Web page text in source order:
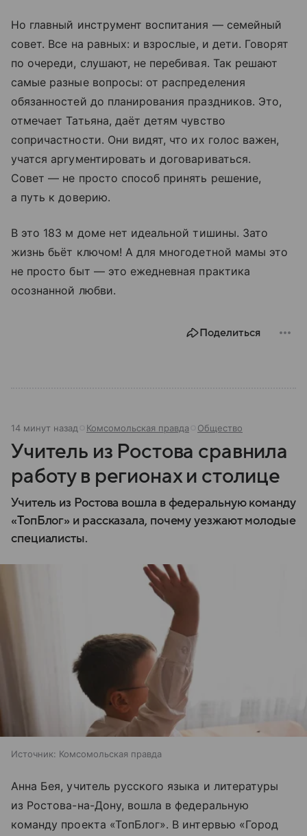
Но главный инструмент воспитания — семейный
совет. Все на равных: и взрос­лые, и дети. Говорят
по очереди, слушают, не перебивая. Так решают
самые разные вопросы: от распределения
обязанностей до планирования праздников. Это,
отмечает Татьяна, даёт детям чувство
сопричастности. Они видят, что их голос важен,
учатся аргументировать и договариваться.
Совет — не прос­то способ принять решение,
а путь к доверию.
В это 183 м доме нет идеальной тишины. Зато
жизнь бьёт ключом! А для многодетной мамы это
не прос­то быт — это еже­дневная практика
осознанной любви.
Поделиться
14 минут назад Комсомольская правда Общество
Учитель из Ростова сравнила
работу в регионах и столице
Учитель из Ростова вошла в федеральную команду
«ТопБлог» и рассказала, почему уезжают молодые
специалисты.
Источник: Комсомольская правда
Анна Бея, учитель русского языка и литературы
из Ростова-на-Дону, вошла в федеральную
команду проекта «ТопБлог». В интервью «Город